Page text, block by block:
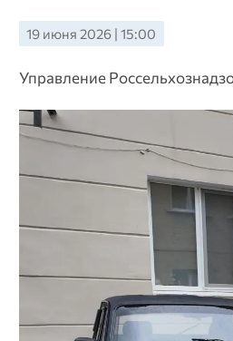
19 июня 2026 | 15:00
Управление